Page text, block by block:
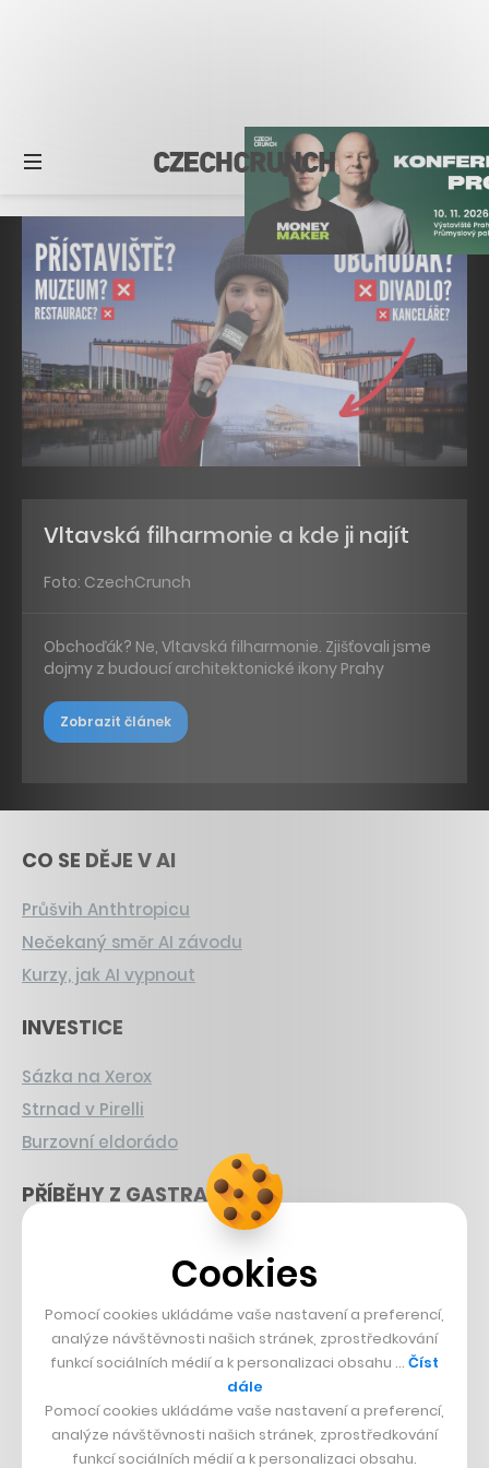
Vltavská filharmonie a kde ji najít
Foto: CzechCrunch
Obchoďák? Ne, Vltavská filharmonie. Zjišťovali jsme
dojmy z budoucí architektonické ikony Prahy
Zobrazit článek
CO SE DĚJE V AI
Průšvih Anthtropicu
Nečekaný směr AI závodu
Kurzy, jak AI vypnout
INVESTICE
Sázka na Xerox
Strnad v Pirelli
Burzovní eldorádo
PŘÍBĚHY Z GASTRA
Francouzský šéfkuchař na Šumavě
Dva golfisti, co pečou
DESIGN
Bomma není tichá
Originální hodinky
Cookies
Pomocí cookies ukládáme vaše nastavení a preferencí,
analýze návštěvnosti našich stránek, zprostředkování
funkcí sociálních médií a k personalizaci obsahu … Číst
dále
Pomocí cookies ukládáme vaše nastavení a preferencí,
analýze návštěvnosti našich stránek, zprostředkování
funkcí sociálních médií a k personalizaci obsahu.